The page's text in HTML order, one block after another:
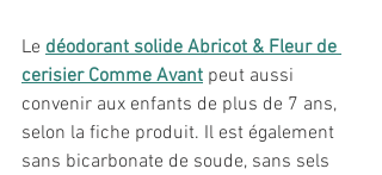
Le déodorant solide Abricot & Fleur de
cerisier Comme Avant peut aussi
convenir aux enfants de plus de 7 ans,
selon la fiche produit. Il est également
sans bicarbonate de soude, sans sels